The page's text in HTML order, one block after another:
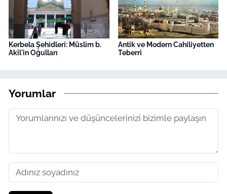
Kerbela Şehidleri: Müslim b.
Akîl'in Oğulları
Antik ve Modern Cahiliyetten
Teberri
Yorumlar